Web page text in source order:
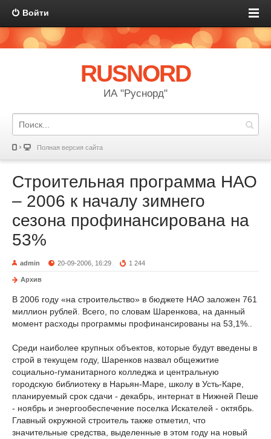
Войти
RUSNORD
ИА "Руснорд"
Полная версия сайта
Строительная программа НАО
– 2006 к началу зимнего
сезона профинансирована на
53%
admin 20-09-2006, 16:29 1 244
Архив
В 2006 году «на строительство» в бюджете НАО заложен 761
миллион рублей. Всего, по словам Шаренкова, на данный
момент расходы программы профинансированы на 53,1%..
Среди наиболее крупных объектов, которые будут введены в
строй в текущем году, Шаренков назвал общежитие
социально-гуманитарного колледжа и центральную
городскую библиотеку в Нарьян-Маре, школу в Усть-Каре,
планируемый срок сдачи - декабрь, интернат в Нижней Пеше
- ноябрь и энергообеспечение поселка Искателей - октябрь.
Главный окружной строитель также отметил, что
значительные средства, выделенные в этом году на новый